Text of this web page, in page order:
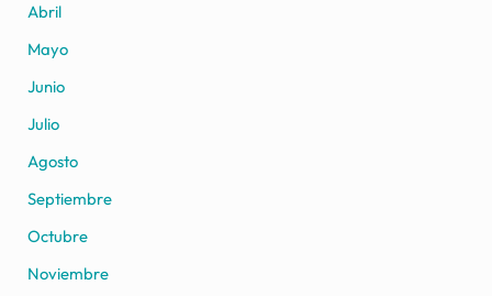
Abril
Mayo
Junio
Julio
Agosto
Septiembre
Octubre
Noviembre